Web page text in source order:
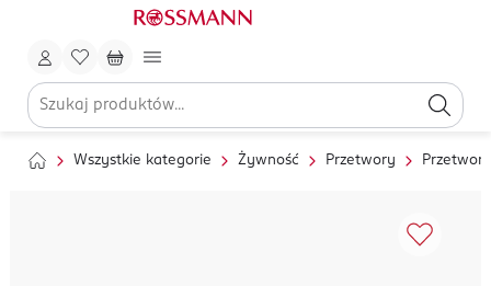
Wszystkie kategorie Żywność Przetwory